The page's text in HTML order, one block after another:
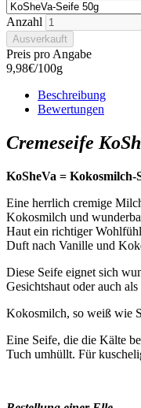
Anzahl
Preis pro Angabe
9,98€/100g
Beschreibung
Bewertungen
Cremeseife
KoSheVa = Kokosmilch-
Eine herrlich cremige
Kokosmilch und
Haut ein richtiger
Duft nach Vanille und
Diese Seife eignet sich
Gesichtshaut oder auch
Kokosmilch, so weiß wie
Eine Seife, die die Kälte
Tuch umhüllt. Für